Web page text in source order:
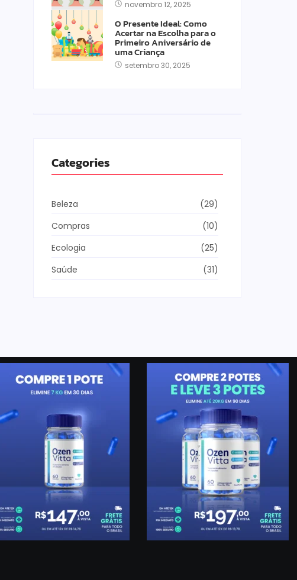
novembro 12, 2025
O Presente Ideal: Como
Acertar na Escolha para o
Primeiro Aniversário de
uma Criança
setembro 30, 2025
Categories
Beleza
(29)
Compras
(10)
Ecologia
(25)
Saúde
(31)